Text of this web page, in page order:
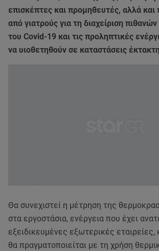
επισκέπτες και προμηθευτές, αλλά
από γιατρούς για τη διαχείριση
του Covid-19 και τις προληπτικές
να υιοθετηθούν σε καταστάσεις
Θα συνεχιστεί η μέτρηση της
στα εργοστάσια, ενέργεια που έχει
εξειδικευμένες εξωτερικές εταιρείες,
θα πραγματοποιείται με τη χρήση